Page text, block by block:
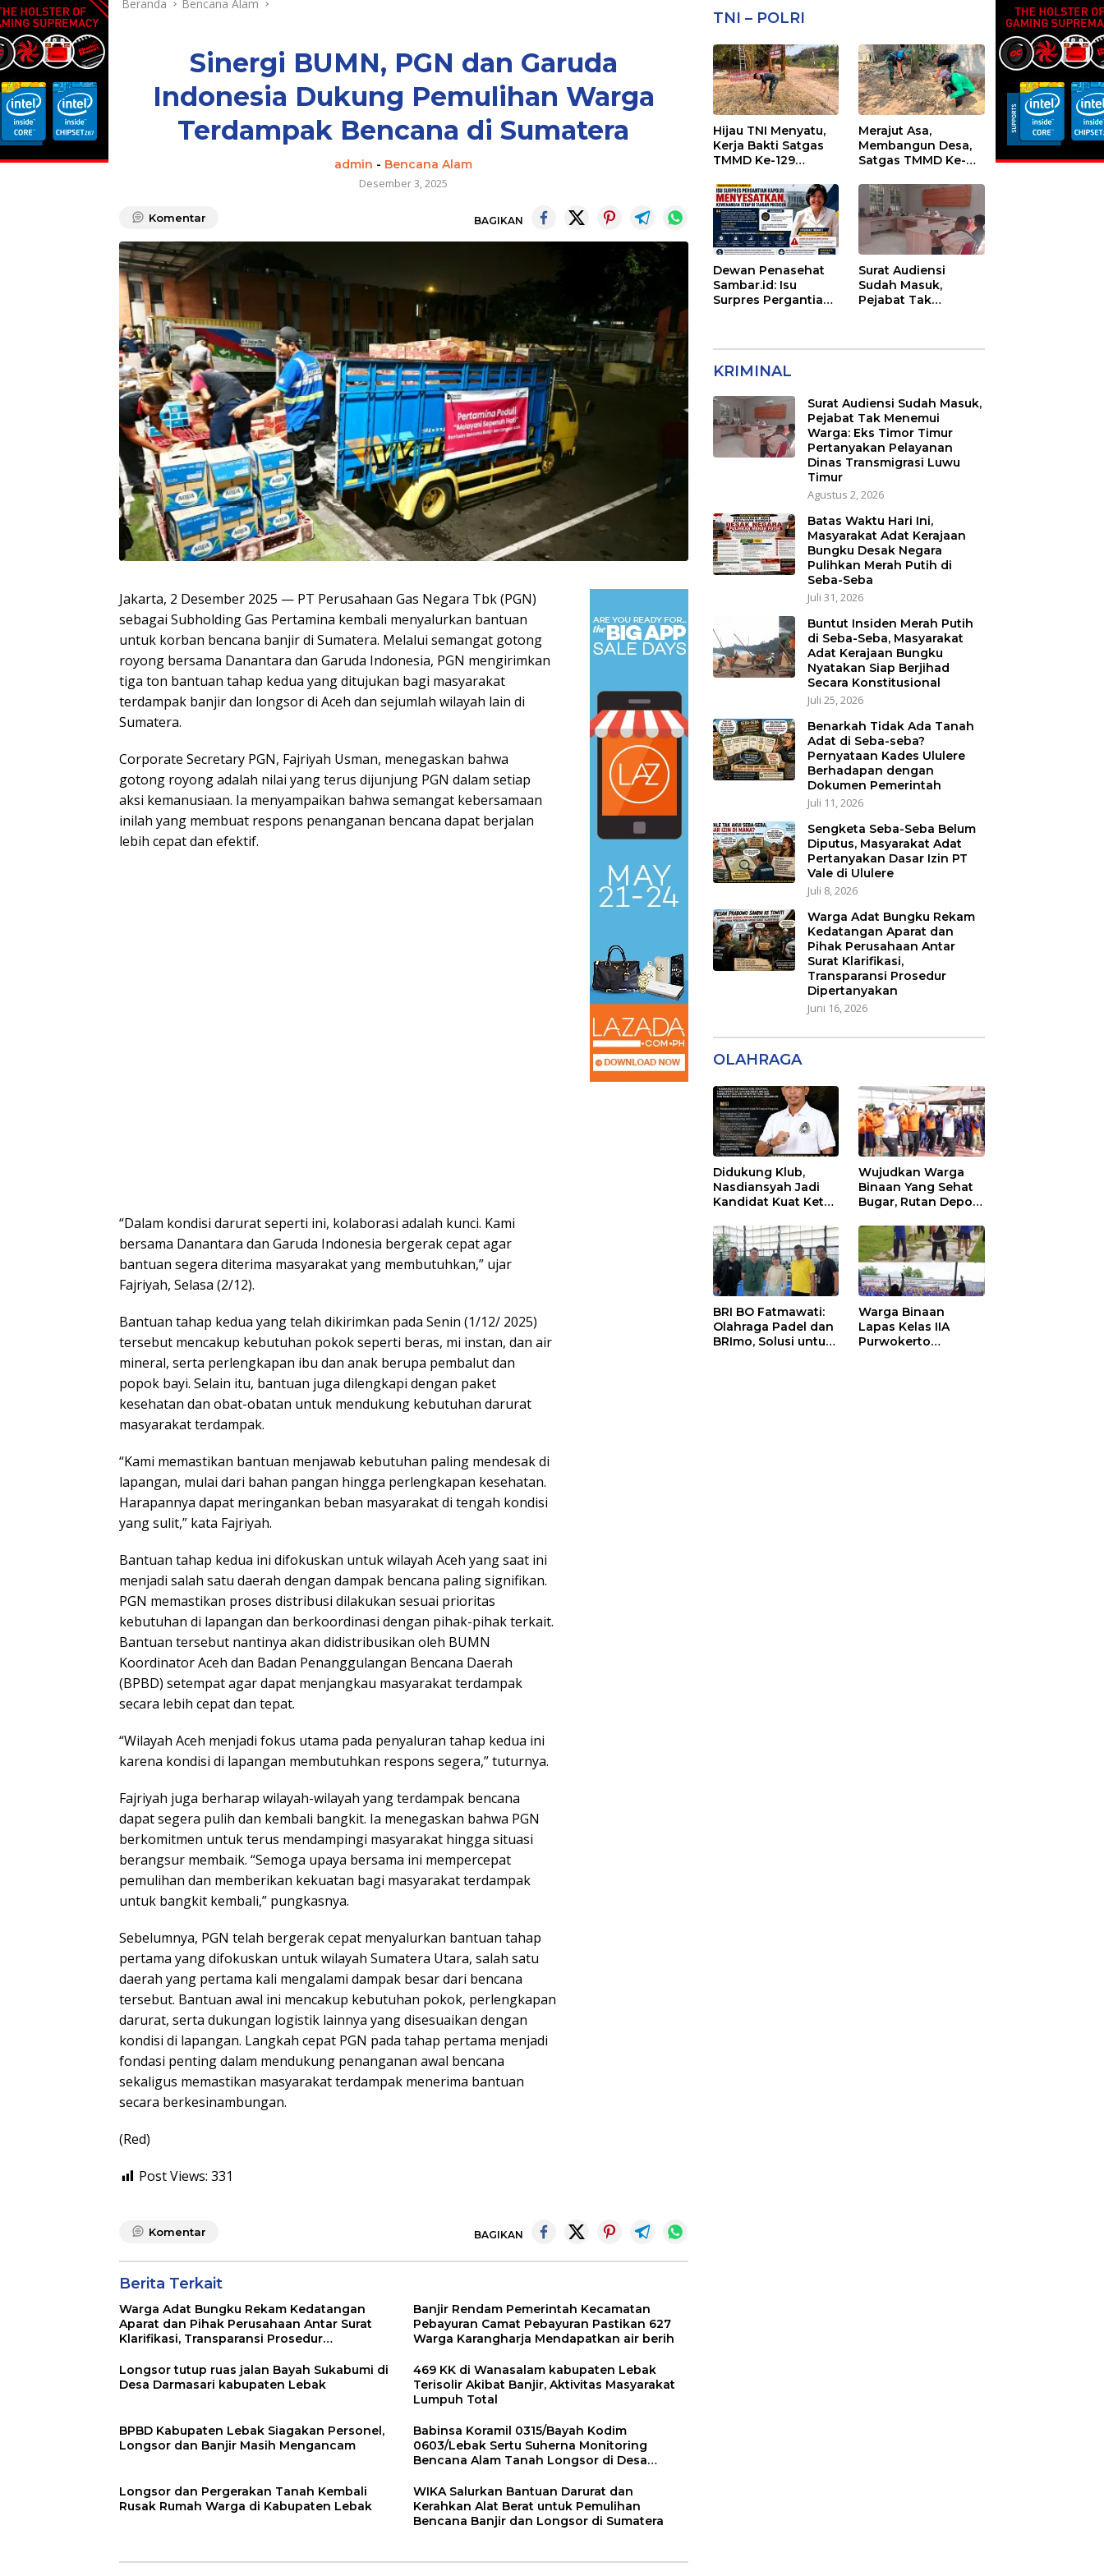
Beranda Bencana Alam
Sinergi BUMN, PGN dan Garuda
Indonesia Dukung Pemulihan Warga
Terdampak Bencana di Sumatera
admin - Bencana Alam
Desember 3, 2025
Komentar BAGIKAN
Jakarta, 2 Desember 2025 — PT Perusahaan Gas Negara Tbk (PGN)
sebagai Subholding Gas Pertamina kembali menyalurkan bantuan
untuk korban bencana banjir di Sumatera. Melalui semangat gotong
royong bersama Danantara dan Garuda Indonesia, PGN mengirimkan
tiga ton bantuan tahap kedua yang ditujukan bagi masyarakat
terdampak banjir dan longsor di Aceh dan sejumlah wilayah lain di
Sumatera.
Corporate Secretary PGN, Fajriyah Usman, menegaskan bahwa
gotong royong adalah nilai yang terus dijunjung PGN dalam setiap
aksi kemanusiaan. Ia menyampaikan bahwa semangat kebersamaan
inilah yang membuat respons penanganan bencana dapat berjalan
lebih cepat dan efektif.
“Dalam kondisi darurat seperti ini, kolaborasi adalah kunci. Kami
bersama Danantara dan Garuda Indonesia bergerak cepat agar
bantuan segera diterima masyarakat yang membutuhkan,” ujar
Fajriyah, Selasa (2/12).
Bantuan tahap kedua yang telah dikirimkan pada Senin (1/12/ 2025)
tersebut mencakup kebutuhan pokok seperti beras, mi instan, dan air
mineral, serta perlengkapan ibu dan anak berupa pembalut dan
popok bayi. Selain itu, bantuan juga dilengkapi dengan paket
kesehatan dan obat-obatan untuk mendukung kebutuhan darurat
masyarakat terdampak.
“Kami memastikan bantuan menjawab kebutuhan paling mendesak di
lapangan, mulai dari bahan pangan hingga perlengkapan kesehatan.
Harapannya dapat meringankan beban masyarakat di tengah kondisi
yang sulit,” kata Fajriyah.
Bantuan tahap kedua ini difokuskan untuk wilayah Aceh yang saat ini
menjadi salah satu daerah dengan dampak bencana paling signifikan.
PGN memastikan proses distribusi dilakukan sesuai prioritas
kebutuhan di lapangan dan berkoordinasi dengan pihak-pihak terkait.
Bantuan tersebut nantinya akan didistribusikan oleh BUMN
Koordinator Aceh dan Badan Penanggulangan Bencana Daerah
(BPBD) setempat agar dapat menjangkau masyarakat terdampak
secara lebih cepat dan tepat.
“Wilayah Aceh menjadi fokus utama pada penyaluran tahap kedua ini
karena kondisi di lapangan membutuhkan respons segera,” tuturnya.
Fajriyah juga berharap wilayah-wilayah yang terdampak bencana
dapat segera pulih dan kembali bangkit. Ia menegaskan bahwa PGN
berkomitmen untuk terus mendampingi masyarakat hingga situasi
berangsur membaik. “Semoga upaya bersama ini mempercepat
pemulihan dan memberikan kekuatan bagi masyarakat terdampak
untuk bangkit kembali,” pungkasnya.
Sebelumnya, PGN telah bergerak cepat menyalurkan bantuan tahap
pertama yang difokuskan untuk wilayah Sumatera Utara, salah satu
daerah yang pertama kali mengalami dampak besar dari bencana
tersebut. Bantuan awal ini mencakup kebutuhan pokok, perlengkapan
darurat, serta dukungan logistik lainnya yang disesuaikan dengan
kondisi di lapangan. Langkah cepat PGN pada tahap pertama menjadi
fondasi penting dalam mendukung penanganan awal bencana
sekaligus memastikan masyarakat terdampak menerima bantuan
secara berkesinambungan.
(Red)
Post Views: 331
Komentar BAGIKAN
Berita Terkait
Warga Adat Bungku Rekam Kedatangan
Aparat dan Pihak Perusahaan Antar Surat
Klarifikasi, Transparansi Prosedur
Banjir Rendam Pemerintah Kecamatan
Pebayuran Camat Pebayuran Pastikan 627
Warga Karangharja Mendapatkan air berih
Longsor tutup ruas jalan Bayah Sukabumi di
Desa Darmasari kabupaten Lebak
469 KK di Wanasalam kabupaten Lebak
Terisolir Akibat Banjir, Aktivitas Masyarakat
Lumpuh Total
BPBD Kabupaten Lebak Siagakan Personel,
Longsor dan Banjir Masih Mengancam
Babinsa Koramil 0315/Bayah Kodim
0603/Lebak Sertu Suherna Monitoring
Bencana Alam Tanah Longsor di Desa
Longsor dan Pergerakan Tanah Kembali
Rusak Rumah Warga di Kabupaten Lebak
WIKA Salurkan Bantuan Darurat dan
Kerahkan Alat Berat untuk Pemulihan
Bencana Banjir dan Longsor di Sumatera
TNI – POLRI
Hijau TNI Menyatu,
Kerja Bakti Satgas
TMMD Ke-129
Merajut Asa,
Membangun Desa,
Satgas TMMD Ke-
Pengurukan
Sasaran 5
Dewan Penasehat
Sambar.id: Isu
Surpres Pergantian
Surat Audiensi
Sudah Masuk,
Pejabat Tak
KRIMINAL
Surat Audiensi Sudah Masuk,
Pejabat Tak Menemui
Warga: Eks Timor Timur
Pertanyakan Pelayanan
Dinas Transmigrasi Luwu
Timur
Agustus 2, 2026
Batas Waktu Hari Ini,
Masyarakat Adat Kerajaan
Bungku Desak Negara
Pulihkan Merah Putih di
Seba-Seba
Juli 31, 2026
Buntut Insiden Merah Putih
di Seba-Seba, Masyarakat
Adat Kerajaan Bungku
Nyatakan Siap Berjihad
Secara Konstitusional
Juli 25, 2026
Benarkah Tidak Ada Tanah
Adat di Seba-seba?
Pernyataan Kades Ululere
Berhadapan dengan
Dokumen Pemerintah
Juli 11, 2026
Sengketa Seba-Seba Belum
Diputus, Masyarakat Adat
Pertanyakan Dasar Izin PT
Vale di Ululere
Juli 8, 2026
Warga Adat Bungku Rekam
Kedatangan Aparat dan
Pihak Perusahaan Antar
Surat Klarifikasi,
Transparansi Prosedur
Dipertanyakan
Juni 16, 2026
OLAHRAGA
Didukung Klub,
Nasdiansyah Jadi
Kandidat Kuat Ketua
Wujudkan Warga
Binaan Yang Sehat
Bugar, Rutan Depok
Bersama
BRI BO Fatmawati:
Olahraga Padel dan
BRImo, Solusi untuk
Warga Binaan
Lapas Kelas IIA
Purwokerto